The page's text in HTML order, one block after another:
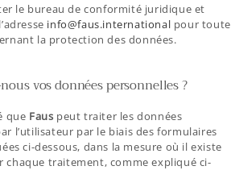
le bureau de conformité juridique et
info@faus.international pour toute
la protection des données.
vos données personnelles ?
que Faus peut traiter les données
l’utilisateur par le biais des formulaires
ci-dessous, dans la mesure où il existe
chaque traitement, comme expliqué ci-